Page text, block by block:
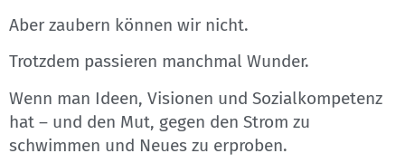
Aber zaubern können wir nicht.
Trotzdem passieren manchmal Wunder.
Wenn man Ideen, Visionen und Sozialkompetenz
hat – und den Mut, gegen den Strom zu
schwimmen und Neues zu erproben.